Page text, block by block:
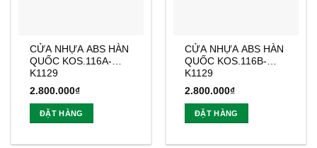
CỬA NHỰA ABS HÀN
QUỐC KOS.116A-
K1129
2.800.000₫
ĐẶT HÀNG
CỬA NHỰA ABS HÀN
QUỐC KOS.116B-
K1129
2.800.000₫
ĐẶT HÀNG